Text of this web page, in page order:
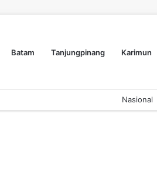
Batam Tanjungpinang Karimun
Nasional